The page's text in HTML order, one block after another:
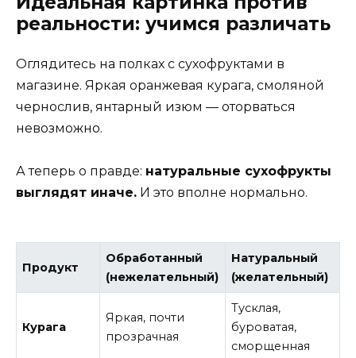
реальности: учимся различать
Оглядитесь на полках с сухофруктами в
магазине. Яркая оранжевая курага, смоляной
чернослив, янтарный изюм — оторваться
невозможно.
А теперь о правде: натуральные сухофрукты
выглядят иначе. И это вполне нормально.
Продукт
Обработанный
(нежелательный)
Натуральный
(желательный)
Курага
Яркая, почти
прозрачная
Тусклая,
буроватая,
сморщенная